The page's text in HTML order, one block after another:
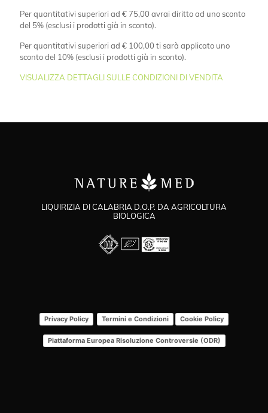
Per quantitativi superiori ad € 75,00 avrai diritto ad uno sconto
del 5% (esclusi i prodotti già in sconto).
Per quantitativi superiori ad € 100,00 ti sarà applicato uno
sconto del 10% (esclusi i prodotti già in sconto).
VISUALIZZA DETTAGLI SULLE CONDIZIONI DI VENDITA
LIQUIRIZIA DI CALABRIA D.O.P. DA AGRICOLTURA
BIOLOGICA
Privacy Policy Termini e Condizioni Cookie Policy
Piattaforma Europea Risoluzione Controversie (ODR)